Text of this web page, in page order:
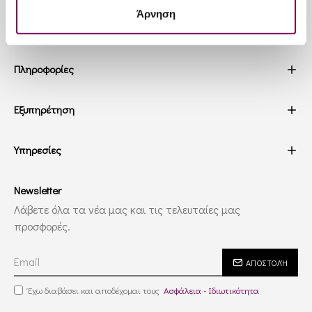
Άρνηση
Πληροφορίες
Εξυπηρέτηση
Υπηρεσίες
Newsletter
Λάβετε όλα τα νέα μας και τις τελευταίες μας
προσφορές.
ΑΠΟΣΤΟΛΉ
Έχω διαβάσει και αποδέχομαι τους Ασφάλεια - Ιδιωτικότητα